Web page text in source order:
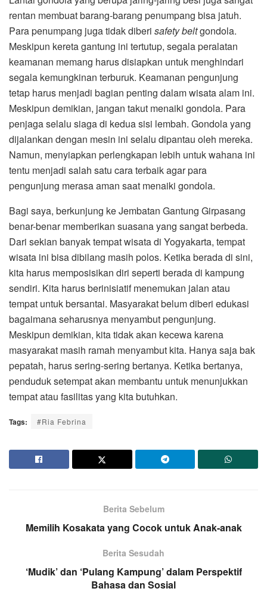
rentan membuat barang-barang penumpang bisa jatuh.
Para penumpang juga tidak diberi safety beltgondola.
Meskipun kereta gantung ini tertutup, segala peralatan
keamanan memang harus disiapkan untuk menghindari
segala kemungkinan terburuk. Keamanan pengunjung
tetap harus menjadi bagian penting dalam wisata alam ini.
Meskipun demikian, jangan takut menaiki gondola. Para
penjaga selalu siaga di kedua sisi lembah. Gondola yang
dijalankan dengan mesin ini selalu dipantau oleh mereka.
Namun, menyiapkan perlengkapan lebih untuk wahana ini
tentu menjadi salah satu cara terbaik agar para
pengunjung merasa aman saat menaiki gondola.
Bagi saya, berkunjung ke Jembatan Gantung Girpasang
benar-benar memberikan suasana yang sangat berbeda.
Dari sekian banyak tempat wisata di Yogyakarta, tempat
wisata ini bisa dibilang masih polos. Ketika berada di sini,
kita harus memposisikan diri seperti berada di kampung
sendiri. Kita harus berinisiatif menemukan jalan atau
tempat untuk bersantai. Masyarakat belum diberi edukasi
bagaimana seharusnya menyambut pengunjung.
Meskipun demikian, kita tidak akan kecewa karena
masyarakat masih ramah menyambut kita. Hanya saja bak
pepatah, harus sering-sering bertanya. Ketika bertanya,
penduduk setempat akan membantu untuk menunjukkan
tempat atau fasilitas yang kita butuhkan.
Tags: #Ria Febrina
Berita Sebelum
Memilih Kosakata yang Cocok untuk Anak-anak
Berita Sesudah
‘Mudik’ dan ‘Pulang Kampung’ dalam Perspektif
Bahasa dan Sosial